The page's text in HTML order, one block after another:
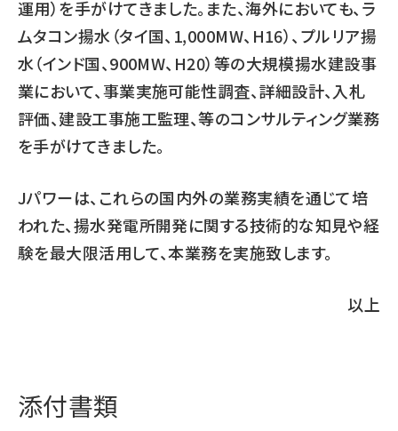
運用）を手がけてきました。また、海外においても、ラ
ムタコン揚水（タイ国、1,000MW、H16）、プルリア揚
水（インド国、900MW、H20）等の大規模揚水建設事
業において、事業実施可能性調査、詳細設計、入札
評価、建設工事施工監理、等のコンサルティング業務
を手がけてきました。
Jパワーは、これらの国内外の業務実績を通じて培
われた、揚水発電所開発に関する技術的な知見や経
験を最大限活用して、本業務を実施致します。
以上
添付書類